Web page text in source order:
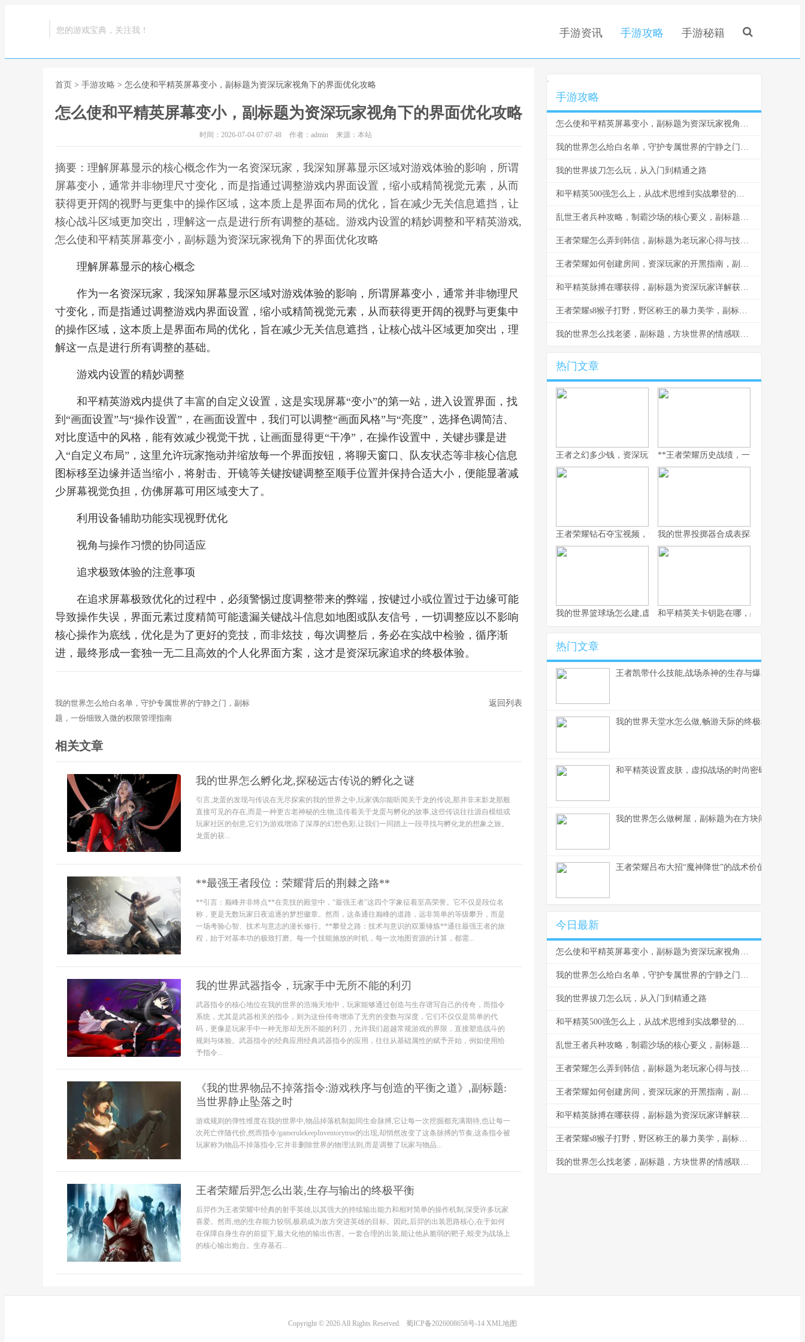
您的游戏宝典，关注我！ 手游资讯 手游攻略 手游秘籍
首页 > 手游攻略 > 怎么使和平精英屏幕变小，副标题为资深玩家视角下的界面优化攻略
怎么使和平精英屏幕变小，副标题为资深玩家视角下的界面优化攻略
时间：2026-07-04 07:07:48 作者：admin 来源：本站
摘要：理解屏幕显示的核心概念作为一名资深玩家，我深知屏幕显示区域对游戏体验的影响，所谓
屏幕变小，通常并非物理尺寸变化，而是指通过调整游戏内界面设置，缩小或精简视觉元素，从而
获得更开阔的视野与更集中的操作区域，这本质上是界面布局的优化，旨在减少无关信息遮挡，让
核心战斗区域更加突出，理解这一点是进行所有调整的基础。游戏内设置的精妙调整和平精英游戏,
怎么使和平精英屏幕变小，副标题为资深玩家视角下的界面优化攻略
理解屏幕显示的核心概念
作为一名资深玩家，我深知屏幕显示区域对游戏体验的影响，所谓屏幕变小，通常并非物理尺
寸变化，而是指通过调整游戏内界面设置，缩小或精简视觉元素，从而获得更开阔的视野与更集中
的操作区域，这本质上是界面布局的优化，旨在减少无关信息遮挡，让核心战斗区域更加突出，理
解这一点是进行所有调整的基础。
游戏内设置的精妙调整
和平精英游戏内提供了丰富的自定义设置，这是实现屏幕“变小”的第一站，进入设置界面，找
到“画面设置”与“操作设置”，在画面设置中，我们可以调整“画面风格”与“亮度”，选择色调简洁、
对比度适中的风格，能有效减少视觉干扰，让画面显得更“干净”，在操作设置中，关键步骤是进
入“自定义布局”，这里允许玩家拖动并缩放每一个界面按钮，将聊天窗口、队友状态等非核心信息
图标移至边缘并适当缩小，将射击、开镜等关键按键调整至顺手位置并保持合适大小，便能显著减
少屏幕视觉负担，仿佛屏幕可用区域变大了。
利用设备辅助功能实现视野优化
视角与操作习惯的协同适应
追求极致体验的注意事项
在追求屏幕极致优化的过程中，必须警惕过度调整带来的弊端，按键过小或位置过于边缘可能
导致操作失误，界面元素过度精简可能遗漏关键战斗信息如地图或队友信号，一切调整应以不影响
核心操作为底线，优化是为了更好的竞技，而非炫技，每次调整后，务必在实战中检验，循序渐
进，最终形成一套独一无二且高效的个人化界面方案，这才是资深玩家追求的终极体验。
我的世界怎么给白名单，守护专属世界的宁静之门，副标
题，一份细致入微的权限管理指南
返回列表
相关文章
我的世界怎么孵化龙,探秘远古传说的孵化之谜
引言,龙蛋的发现与传说在无尽探索的我的世界之中,玩家偶尔能听闻关于龙的传说,那并非末影龙那般
直接可见的存在,而是一种更古老神秘的生物,流传着关于龙蛋与孵化的故事,这些传说往往源自模组或
玩家社区的创意,它们为游戏增添了深厚的幻想色彩,让我们一同踏上一段寻找与孵化龙的想象之旅。
龙蛋的获...
**最强王者段位：荣耀背后的荆棘之路**
**引言：巅峰并非终点**在竞技的殿堂中，“最强王者”这四个字象征着至高荣誉。它不仅是段位名
称，更是无数玩家日夜追逐的梦想徽章。然而，这条通往巅峰的道路，远非简单的等级攀升，而是
一场考验心智、技术与意志的漫长修行。**攀登之路：技术与意识的双重锤炼**通往最强王者的旅
程，始于对基本功的极致打磨。每一个技能施放的时机，每一次地图资源的计算，都需...
我的世界武器指令，玩家手中无所不能的利刃
武器指令的核心地位在我的世界的浩瀚天地中，玩家能够通过创造与生存谱写自己的传奇，而指令
系统，尤其是武器相关的指令，则为这份传奇增添了无穷的变数与深度，它们不仅仅是简单的代
码，更像是玩家手中一种无形却无所不能的利刃，允许我们超越常规游戏的界限，直接塑造战斗的
规则与体验。武器指令的经典应用经典武器指令的应用，往往从基础属性的赋予开始，例如使用给
予指令...
《我的世界物品不掉落指令:游戏秩序与创造的平衡之道》,副标题:
当世界静止坠落之时
游戏规则的弹性维度在我的世界中,物品掉落机制如同生命脉搏,它让每一次挖掘都充满期待,也让每一
次死亡伴随代价,然而指令/gamerulekeepInventorytrue的出现,却悄然改变了这条脉搏的节奏,这条指令被
玩家称为物品不掉落指令,它并非删除世界的物理法则,而是调整了玩家与物品...
王者荣耀后羿怎么出装,生存与输出的终极平衡
后羿作为王者荣耀中经典的射手英雄,以其强大的持续输出能力和相对简单的操作机制,深受许多玩家
喜爱。然而,他的生存能力较弱,极易成为敌方突进英雄的目标。因此,后羿的出装思路核心,在于如何
在保障自身生存的前提下,最大化他的输出伤害。一套合理的出装,能让他从脆弱的靶子,蜕变为战场上
的核心输出炮台。生存基石...
.
手游攻略
怎么使和平精英屏幕变小，副标题为资深玩家视角下的界面优化攻略
我的世界怎么给白名单，守护专属世界的宁静之门，副标题，一份细致入微的权限管理指南
我的世界拔刀怎么玩，从入门到精通之路
和平精英500强怎么上，从战术思维到实战攀登的进阶之路
乱世王者兵种攻略，制霸沙场的核心要义，副标题为兵种相克与协同的艺术
王者荣耀怎么弄到韩信，副标题为老玩家心得与技巧分享
王者荣耀如何创建房间，资深玩家的开黑指南，副标题，从零开始打造专属对战空间
和平精英脉搏在哪获得，副标题为资深玩家详解获取途径与实战价值
王者荣耀s8猴子打野，野区称王的暴力美学，副标题，一棒定江山的节奏艺术
我的世界怎么找老婆，副标题，方块世界的情感联结之道
热门文章
王者之幻多少钱，资深玩家眼中的价格真相**王者荣耀历史战绩，一面映照竞技
王者荣耀钻石夺宝视频，一场关于运气的豪赌与策略的博弈
我的世界投掷器合成表探秘，方块背后
我的世界篮球场怎么建,虚拟体育空间的创造指南
和平精英关卡钥匙在哪，战术解谜与实
热门文章
王者凯带什么技能,战场杀神的生存与爆发抉择
我的世界天堂水怎么做,畅游天际的终极秘方
和平精英设置皮肤，虚拟战场的时尚密码与战术美
我的世界怎么做树屋，副标题为在方块间构筑天空
王者荣耀吕布大招“魔神降世”的战术价值与实战应
今日最新
怎么使和平精英屏幕变小，副标题为资深玩家视角下的界面优化攻略
我的世界怎么给白名单，守护专属世界的宁静之门，副标题，一份细致入微的权限管理指南
我的世界拔刀怎么玩，从入门到精通之路
和平精英500强怎么上，从战术思维到实战攀登的进阶之路
乱世王者兵种攻略，制霸沙场的核心要义，副标题为兵种相克与协同的艺术
王者荣耀怎么弄到韩信，副标题为老玩家心得与技巧分享
王者荣耀如何创建房间，资深玩家的开黑指南，副标题，从零开始打造专属对战空间
和平精英脉搏在哪获得，副标题为资深玩家详解获取途径与实战价值
王者荣耀s8猴子打野，野区称王的暴力美学，副标题，一棒定江山的节奏艺术
我的世界怎么找老婆，副标题，方块世界的情感联结之道
Copyright © 2026 All Rights Reserved. 蜀ICP备2026008658号-14 XML地图